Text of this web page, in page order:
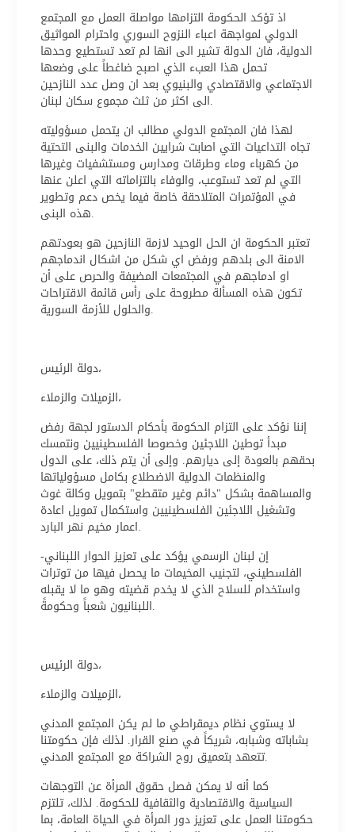
اذ تؤكد الحكومة التزامها مواصلة العمل مع المجتمع
الدولي لمواجهة اعباء النزوح السوري واحترام المواثيق
الدولية، فان الدولة تشير الى انها لم تعد تستطيع وحدها
تحمل هذا العبء الذي اصبح ضاغطاً على وضعها
الاجتماعي والاقتصادي والبنيوي بعد ان وصل عدد النازحين
الى اكثر من ثلث مجموع سكان لبنان.
لهذا فان المجتمع الدولي مطالب ان يتحمل مسؤوليته
تجاه التداعيات التي اصابت شرايين الخدمات والبنى التحتية
من كهرباء وماء وطرقات ومدارس ومستشفيات وغيرها
التي لم تعد تستوعب، والوفاء بالتزاماته التي اعلن عنها
في المؤتمرات المتلاحقة خاصة فيما يخص دعم وتطوير
هذه البنى.
تعتبر الحكومة ان الحل الوحيد لازمة النازحين هو بعودتهم
الامنة الى بلدهم ورفض اي شكل من اشكال اندماجهم
او ادماجهم في المجتمعات المضيفة والحرص على أن
تكون هذه المسألة مطروحة على رأس قائمة الاقتراحات
والحلول للأزمة السورية.
دولة الرئيس،
الزميلات والزملاء،
إننا نؤكد على التزام الحكومة بأحكام الدستور لجهة رفض
مبدأ توطين اللاجئين وخصوصا الفلسطينيين ونتمسك
بحقهم بالعودة إلى ديارهم. وإلى أن يتم ذلك، على الدول
والمنظمات الدولية الاضطلاع بكامل مسؤولياتها
والمساهمة بشكل "دائم وغير متقطع" بتمويل وكالة غوث
وتشغيل اللاجئين الفلسطينيين واستكمال تمويل اعادة
اعمار مخيم نهر البارد.
إن لبنان الرسمي يؤكد على تعزيز الحوار اللبناني-
الفلسطيني، لتجنيب المخيمات ما يحصل فيها من توترات
واستخدام للسلاح الذي لا يخدم قضيته وهو ما لا يقبله
اللبنانيون شعباً وحكومةً.
دولة الرئيس،
الزميلات والزملاء،
لا يستوي نظام ديمقراطي ما لم يكن المجتمع المدني
بشاباته وشبابه، شريكاً في صنع القرار. لذلك فإن حكومتنا
تتعهد بتعميق روح الشراكة مع المجتمع المدني.
كما أنه لا يمكن فصل حقوق المرأة عن التوجهات
السياسية والاقتصادية والثقافية للحكومة. لذلك، تلتزم
حكومتنا العمل على تعزيز دور المرأة في الحياة العامة، بما